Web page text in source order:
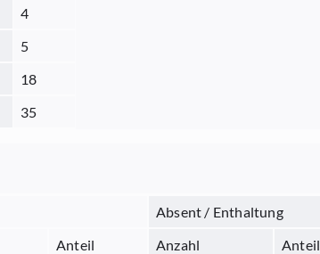
4
5
18
35
Absent / Enthaltung
Anteil Anzahl
Anteil